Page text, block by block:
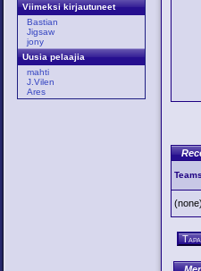
Viimeksi kirjautuneet
Bastian
Jigsaw
jony
Uusia pelaajia
mahti
J.Vilen
Ares
Teams
(none)